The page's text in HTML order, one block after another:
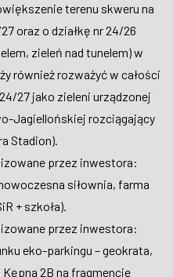
terenu skweru na
oraz o działkę nr 24/26
zieleń nad tunelem) w
również rozważyć w całości
27 jako zieleni urządzonej
Jagiellońskiej rozciągający
Stadion).
przez inwestora:
siłownia, farma
+ szkoła).
przez inwestora:
eko-parkingu – geokrata,
2B na fragmencie